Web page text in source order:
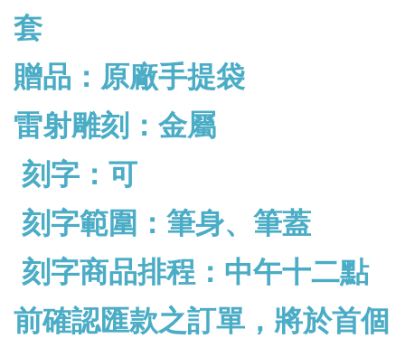
套
贈品：原廠手提袋
雷射雕刻：金屬
刻字：可
刻字範圍：筆身、筆蓋
刻字商品排程：中午十二點
前確認匯款之訂單，將於首個